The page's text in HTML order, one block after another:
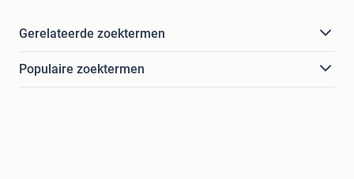
Gerelateerde zoektermen
Populaire zoektermen